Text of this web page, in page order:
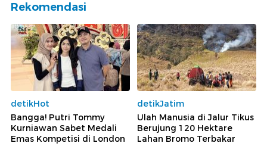
Rekomendasi
detikHot
Bangga! Putri Tommy
Kurniawan Sabet Medali
Emas Kompetisi di London
detikJatim
Ulah Manusia di Jalur Tikus
Berujung 120 Hektare
Lahan Bromo Terbakar